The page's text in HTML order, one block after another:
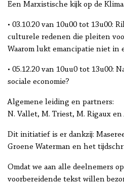
Een Marxistische kijk op de
• 03.10.20 van 10u00 tot 13u00:
culturele redenen die pleiten
Waarom lukt emancipatie niet in
• 05.12.20 van 10uu0 tot 13u00:
sociale economie?
Algemene leiding en partners:
N. Vallet, M. Triest, M. Rigaux
Dit initiatief is er dankzij:
Groene Waterman en het
Omdat we aan alle deelnemers
voorbereidende tekst willen